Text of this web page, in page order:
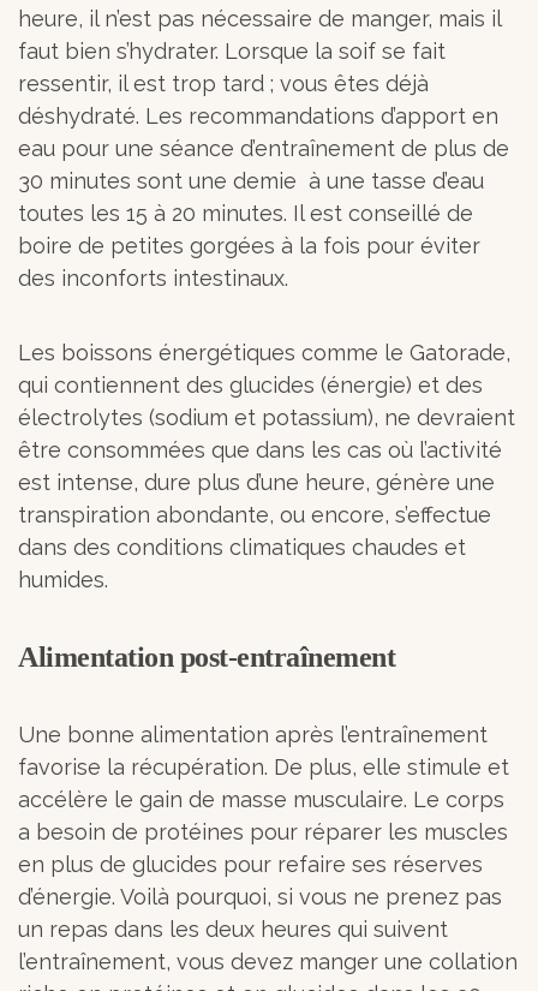
heure, il n’est pas nécessaire de manger, mais il
faut bien s’hydrater. Lorsque la soif se fait
ressentir, il est trop tard ; vous êtes déjà
déshydraté. Les recommandations d’apport en
eau pour une séance d’entraînement de plus de
30 minutes sont une demie à une tasse d’eau
toutes les 15 à 20 minutes. Il est conseillé de
boire de petites gorgées à la fois pour éviter
des inconforts intestinaux.
Les boissons énergétiques comme le Gatorade,
qui contiennent des glucides (énergie) et des
électrolytes (sodium et potassium), ne devraient
être consommées que dans les cas où l’activité
est intense, dure plus d’une heure, génère une
transpiration abondante, ou encore, s’effectue
dans des conditions climatiques chaudes et
humides.
Alimentation post-entraînement
Une bonne alimentation après l’entraînement
favorise la récupération. De plus, elle stimule et
accélère le gain de masse musculaire. Le corps
a besoin de protéines pour réparer les muscles
en plus de glucides pour refaire ses réserves
d’énergie. Voilà pourquoi, si vous ne prenez pas
un repas dans les deux heures qui suivent
l’entraînement, vous devez manger une collation